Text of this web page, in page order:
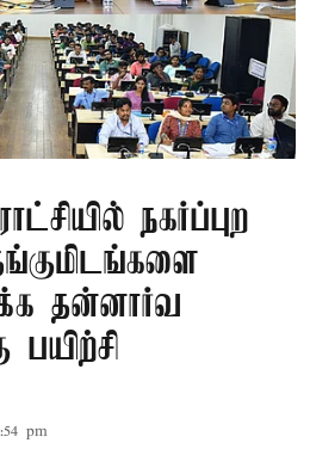
நகர்ப்புற
தன்னார்வ
பயிற்சி
pm